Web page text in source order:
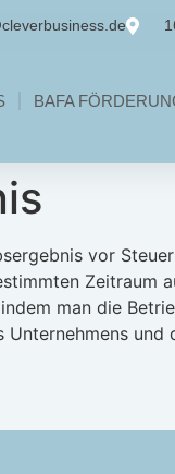
BAFA
vor
man die